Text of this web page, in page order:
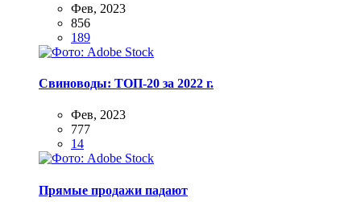
Фев, 2023
856
189
Свиноводы: ТОП-20 за 2022 г.
Фев, 2023
777
14
Прямые продажи падают